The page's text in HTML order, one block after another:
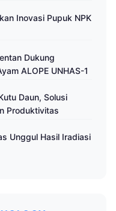
Inovasi Pupuk NPK
Dukung
ALOPE UNHAS-1
Daun, Solusi
Produktivitas
Unggul Hasil Iradiasi